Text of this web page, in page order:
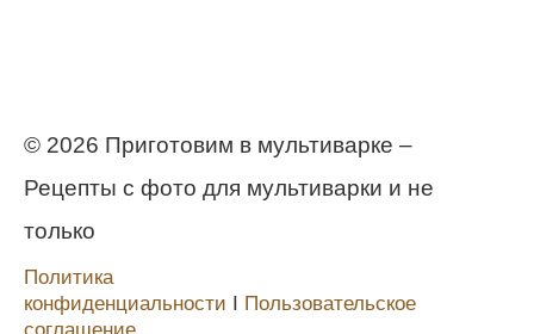
© 2026 Приготовим в мультиварке –
Рецепты с фото для мультиварки и не
только
Политика
конфиденциальности Ι Пользовательское